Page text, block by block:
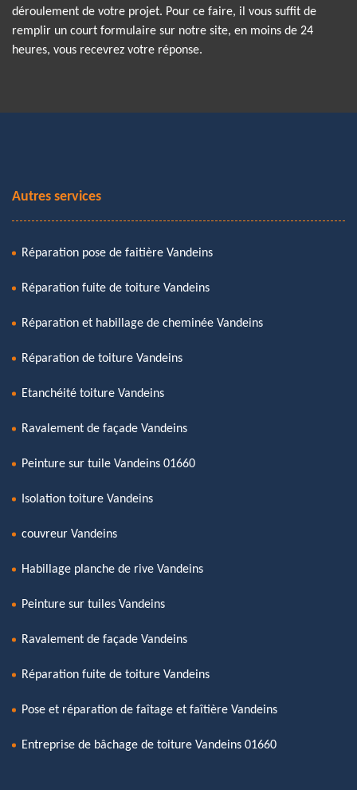
déroulement de votre projet. Pour ce faire, il vous suffit de
remplir un court formulaire sur notre site, en moins de 24
heures, vous recevrez votre réponse.
Autres services
Réparation pose de faitière Vandeins
Réparation fuite de toiture Vandeins
Réparation et habillage de cheminée Vandeins
Réparation de toiture Vandeins
Etanchéité toiture Vandeins
Ravalement de façade Vandeins
Peinture sur tuile Vandeins 01660
Isolation toiture Vandeins
couvreur Vandeins
Habillage planche de rive Vandeins
Peinture sur tuiles Vandeins
Ravalement de façade Vandeins
Réparation fuite de toiture Vandeins
Pose et réparation de faîtage et faîtière Vandeins
Entreprise de bâchage de toiture Vandeins 01660